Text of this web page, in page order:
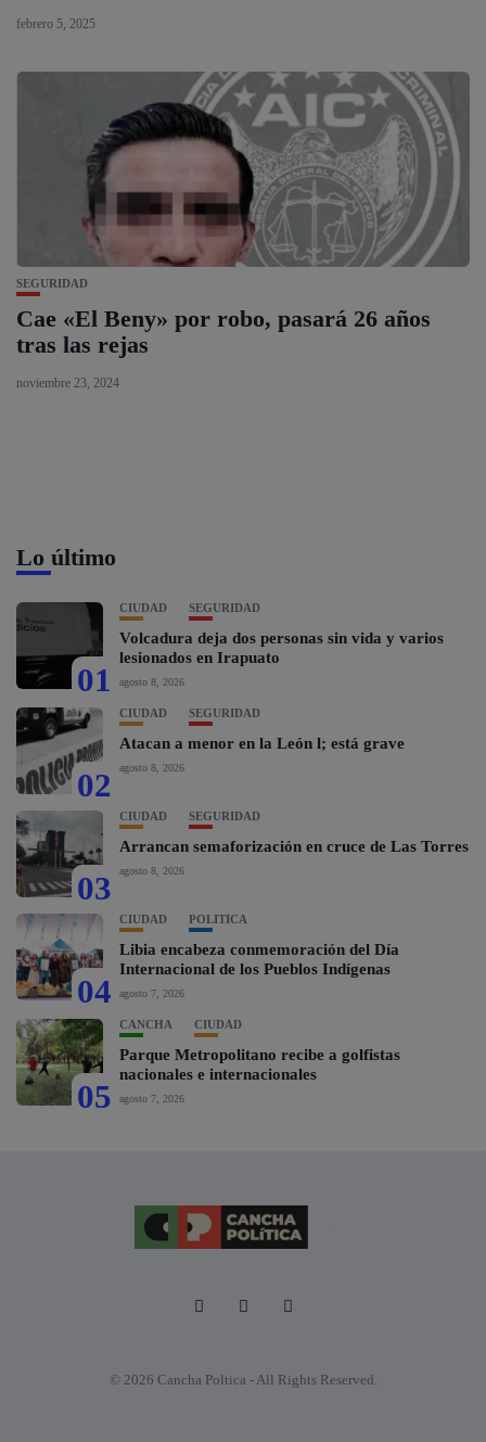
febrero 5, 2025
SEGURIDAD
Cae «El Beny» por robo, pasará 26 años
tras las rejas
noviembre 23, 2024
Lo último
01
CIUDAD SEGURIDAD
Volcadura deja dos personas sin vida y varios
lesionados en Irapuato
agosto 8, 2026
02
CIUDAD SEGURIDAD
Atacan a menor en la León l; está grave
agosto 8, 2026
03
CIUDAD SEGURIDAD
Arrancan semaforización en cruce de Las Torres
agosto 8, 2026
04
CIUDAD POLÍTICA
Libia encabeza conmemoración del Día
Internacional de los Pueblos Indígenas
agosto 7, 2026
05
CANCHA CIUDAD
Parque Metropolitano recibe a golfistas
nacionales e internacionales
agosto 7, 2026
© 2026 Cancha Poltica - All Rights Reserved.